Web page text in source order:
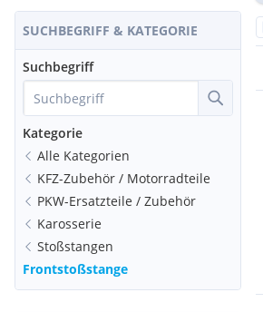
SUCHBEGRIFF & KATEGORIE
Suchbegriff
Kategorie
Alle Kategorien
KFZ-Zubehör / Motorradteile
PKW-Ersatzteile / Zubehör
Karosserie
Stoßstangen
Frontstoßstange